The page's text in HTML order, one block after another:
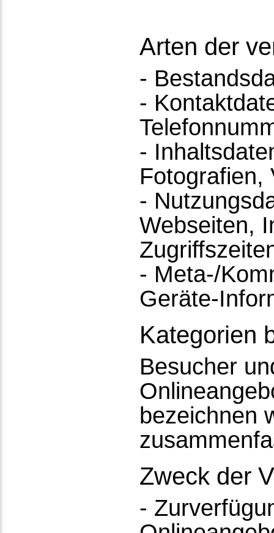
Arten der
-
-
-
Fotografien,
-
Webseiten,
- Meta-/
Geräte-
Kategorien
Besucher
bezeichnen
Zweck der
-